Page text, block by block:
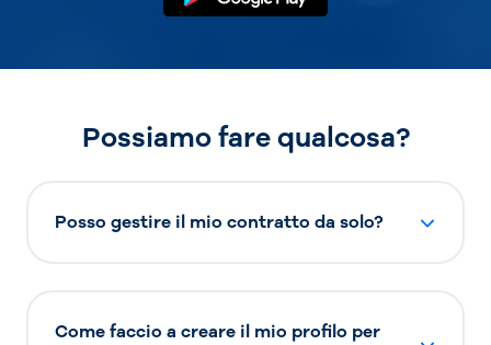
Possiamo fare qualcosa?
Posso gestire il mio contratto da solo?
Come faccio a creare il mio profilo per